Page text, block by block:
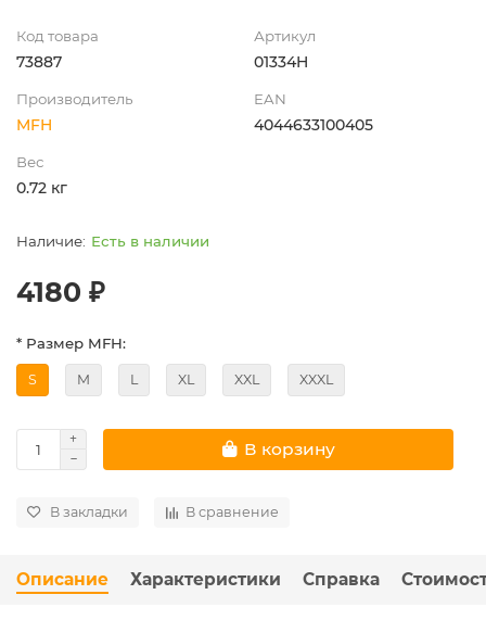
Код товара
73887
Артикул
01334H
Производитель
MFH
EAN
4044633100405
Вес
0.72 кг
Есть в наличии
4180 ₽
* Размер MFH:
S M L XL XXL XXXL
В корзину
В закладки В сравнение
Описание Характеристики Справка